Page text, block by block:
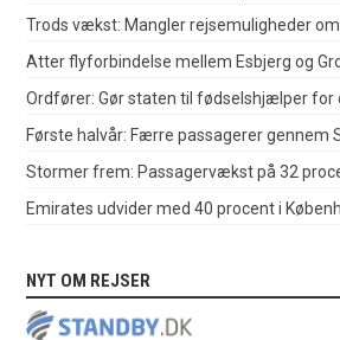
Trods vækst: Mangler rejsemuligheder
Atter flyforbindelse mellem Esbjerg og
Ordfører: Gør staten til fødselshjælper for
Første halvår: Færre passagerer gennem
Stormer frem: Passagervækst på 32
Emirates udvider med 40 procent i
NYT OM REJSER